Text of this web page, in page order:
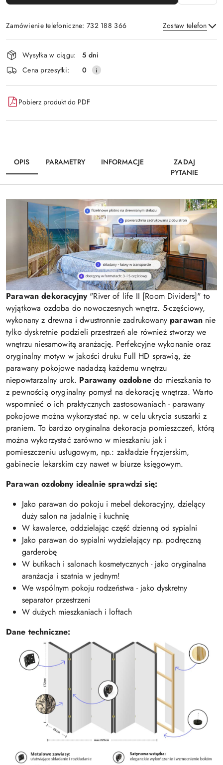
Zamówienie telefoniczne: 732 188 366 Zostaw telefon
Wyślij
Dostępność
i
dostawa
Wysyłka w ciągu:
5 dni
Cena przesyłki:
0
Pobierz produkt do PDF
OPIS PARAMETRY INFORMACJE
ZADAJ
PYTANIE
Parawan dekoracyjny"River of life II [Room Dividers]" to
wyjątkowa ozdoba do nowoczesnych wnętrz. 5-częściowy,
wykonany z drewna i dwustronnie zadrukowany parawan nie
tylko dyskretnie podzieli przestrzeń ale również stworzy we
wnętrzu niesamowitą aranżację. Perfekcyjne wykonanie oraz
oryginalny motyw w jakości druku Full HD sprawią, że
parawany pokojowe nadadzą każdemu wnętrzu
niepowtarzalny urok. Parawany ozdobnedo mieszkania to
z pewnością oryginalny pomysł na dekorację wnętrza. Warto
wspomnieć o ich praktycznych zastosowaniach - parawany
pokojowe można wykorzystać np. w celu ukrycia suszarki z
praniem. To bardzo oryginalna dekoracja pomieszczeń, którą
można wykorzystać zarówno w mieszkaniu jak i
pomieszczeniu usługowym, np.: zakładzie fryzjerskim,
gabinecie lekarskim czy nawet w biurze księgowym.
Parawan ozdobny idealnie sprawdzi się:
Jako parawan do pokoju i mebel dekoracyjny, dzielący
duży salon na jadalnię i kuchnię
W kawalerce, oddzielając część dzienną od sypialni
Jako parawan do sypialni wydzielający np. podręczną
garderobę
W butikach i salonach kosmetycznych - jako oryginalna
aranżacja i szatnia w jednym!
We wspólnym pokoju rodzeństwa - jako dyskretny
separator przestrzeni
W dużych mieszkaniach i loftach
Dane techniczne: